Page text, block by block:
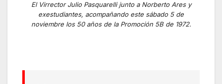
El Virrector Julio Pasquarelli junto a Norberto Ares y
exestudiantes, acompañando este sábado 5 de
noviembre los 50 años de la Promoción 5B de 1972.